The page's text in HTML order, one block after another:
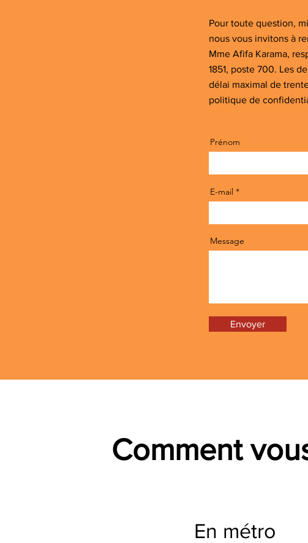
Pour toute question,
nous vous invitons à
Mme Afifa Karama,
1851, poste 700. Les
délai maximal de
politique de
Prénom
E-mail
Message
Envoyer
Comment
En métro